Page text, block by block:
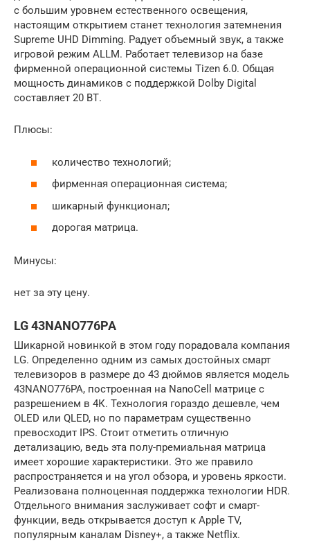
с большим уровнем естественного освещения,
настоящим открытием станет технология затемнения
Supreme UHD Dimming. Радует объемный звук, а также
игровой режим ALLM. Работает телевизор на базе
фирменной операционной системы Tizen 6.0. Общая
мощность динамиков с поддержкой Dolby Digital
составляет 20 ВТ.
Плюсы:
количество технологий;
фирменная операционная система;
шикарный функционал;
дорогая матрица.
Минусы:
нет за эту цену.
LG 43NANO776PA
Шикарной новинкой в этом году порадовала компания
LG. Определенно одним из самых достойных смарт
телевизоров в размере до 43 дюймов является модель
43NANO776PA, построенная на NanoCell матрице с
разрешением в 4К. Технология гораздо дешевле, чем
OLED или QLED, но по параметрам существенно
превосходит IPS. Стоит отметить отличную
детализацию, ведь эта полу-премиальная матрица
имеет хорошие характеристики. Это же правило
распространяется и на угол обзора, и уровень яркости.
Реализована полноценная поддержка технологии HDR.
Отдельного внимания заслуживает софт и смарт-
функции, ведь открывается доступ к Apple TV,
популярным каналам Disney+, а также Netflix.